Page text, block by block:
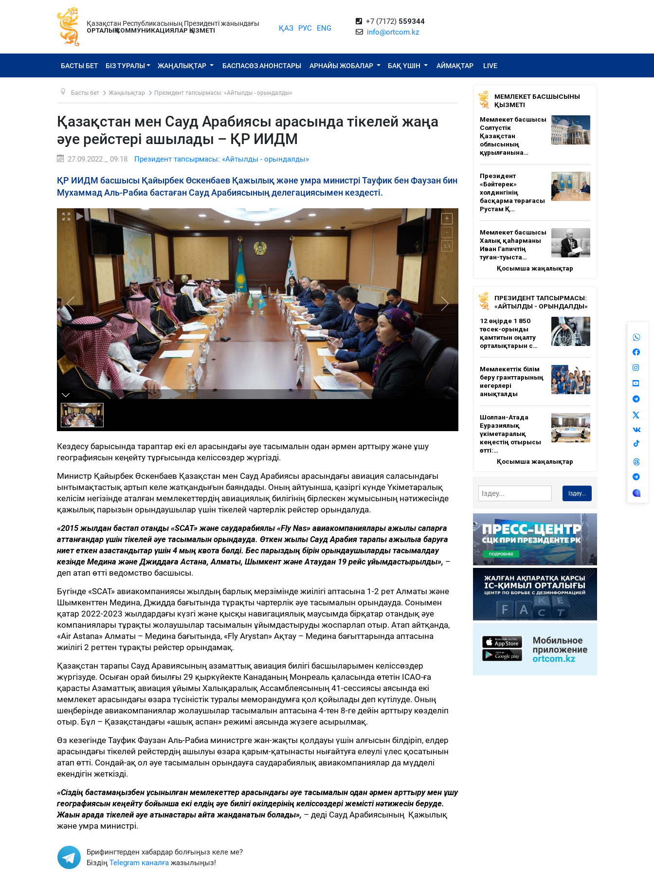
Қазақстан Республикасының Президенті жанындағы
ОРТАЛЫҚ КОММУНИКАЦИЯЛАР ҚЫЗМЕТІ
ҚАЗ РУС ENG
+7 (7172) 559344
info@ortcom.kz
БАСТЫ БЕТ БІЗ ТУРАЛЫ ЖАҢАЛЫҚТАР БАСПАСӨЗ АНОНСТАРЫ АРНАЙЫ ЖОБАЛАР БАҚ ҮШІН АЙМАҚТАР LIVE
Басты бет Жаңалықтар Президент тапсырмасы: «Айтылды - орындалды»
Қазақстан мен Сауд Арабиясы арасында тікелей жаңа
әуе рейстері ашылады – ҚР ИИДМ
27.09.2022 _ 09:18 Президент тапсырмасы: «Айтылды - орындалды»
ҚР ИИДМ басшысы Қайырбек Өскенбаев Қажылық және умра министрі Тауфик бен Фаузан бин
Мухаммад Аль-Рабиа бастаған Сауд Арабиясының делегациясымен кездесті.
Кездесу барысында тараптар екі ел арасындағы әуе тасымалын одан әрмен арттыру және ұшу
географиясын кеңейту тұрғысында келіссөздер жүргізді.
Министр Қайырбек Өскенбаев Қазақстан мен Сауд Арабиясы арасындағы авиация саласындағы
ынтымақтастық артып келе жатқандығын баяндады. Оның айтуынша, қазіргі күнде Үкіметаралық
келісім негізінде аталған мемлекеттердің авиациялық билігінің бірлескен жұмысының нәтижесінде
қажылық парызын орындаушылар үшін тікелей чартерлік рейстер орындалуда.
«2015 жылдан бастап отандық «SCAT» және саударабиялық «Fly Nas» авиакомпаниялары қажылық сапарға
аттанғандар үшін тікелей әуе тасымалын орындауда. Өткен жылы Сауд Арабия тарапы қажылыққа баруға
ниет еткен қазақстандықтар үшін 4 мың квота бөлді. Бес парыздың бірін орындаушыларды тасымалдау
кезінде Медина және Джиддаға Астана, Алматы, Шымкент және Ақтаудан 19 рейс ұйымдастырылды», –
деп атап өтті ведомство басшысы.
Бүгінде «SCAT» авиакомпаниясы жылдың барлық мерзімінде жиілігі аптасына 1-2 рет Алматы және
Шымкенттен Медина, Джидда бағытында тұрақты чартерлік әуе тасымалын орындауда. Сонымен
қатар 2022-2023 жылдардағы күзгі және қысқы навигациялық маусымда бірқатар отандық әуе
компаниялары тұрақты жолаушылар тасымалын ұйымдастыруды жоспарлап отыр. Атап айтқанда,
«Air Astana» Алматы – Медина бағытында, «Fly Arystan» Ақтау – Медина бағыттарында аптасына
жиілігі 2 реттен тұрақты рейстер орындамақ.
Қазақстан тарапы Сауд Аравиясының азаматтық авиация билігі басшыларымен келіссөздер
жүргізуде. Осыған орай биылғы 29 қыркүйекте Канаданың Монреаль қаласында өтетін ICAO-ға
қарасты Азаматтық авиация ұйымы Халықаралық Ассамблеясының 41-сессиясы аясында екі
мемлекет арасындағы өзара түсіністік туралы меморандумға қол қойылады деп күтілуде. Оның
шеңберінде авиакомпаниялар жолаушылар тасымалын аптасына 4-тен 8-ге дейін арттыру көзделіп
отыр. Бұл – Қазақстандағы «ашық аспан» режимі аясында жүзеге асырылмақ.
Өз кезегінде Тауфик Фаузан Аль-Рабиа министрге жан-жақты қолдауы үшін алғысын білдіріп, елдер
арасындағы тікелей рейстердің ашылуы өзара қарым-қатынасты нығайтуға елеулі үлес қосатынын
атап өтті. Сондай-ақ ол әуе тасымалын орындауға саударабиялық авиакомпаниялар да мүдделі
екендігін жеткізді.
«Сіздің бастамаңызбен ұсынылған мемлекеттер арасындағы әуе тасымалын одан әрмен арттыру мен ұшу
географиясын кеңейту бойынша екі елдің әуе билігі өкілдерінің келіссөздері жемісті нәтижесін беруде.
Жақын арада тікелей әуе қатынастары қайта жанданатын болады», – деді Сауд Арабиясының Қажылық
және умра министрі.
Брифингтерден хабардар болғыңыз келе ме?
Біздің Telegram каналға жазылыңыз!
МЕМЛЕКЕТ БАСШЫСЫНЫҢ
ҚЫЗМЕТІ
Мемлекет басшысы
Солтүстік
Қазақстан
облысының
құрылғанына…
Президент
«Бәйтерек»
холдингінің
басқарма төрағасы
Рустам Қ…
Мемлекет басшысы
Халық қаһарманы
Иван Гапичтің
туған-туыста…
Қосымша жаңалықтар
ПРЕЗИДЕНТ ТАПСЫРМАСЫ:
«АЙТЫЛДЫ - ОРЫНДАЛДЫ»
12 өңірде 1 850
төсек-орынды
қамтитын оңалту
орталықтарын с…
Мемлекеттік білім
беру гранттарының
иегерлері
анықталды
Шолпан-Атада
Еуразиялық
үкіметаралық
кеңестің отырысы
өтті:…
Қосымша жаңалықтар
Іздеу...